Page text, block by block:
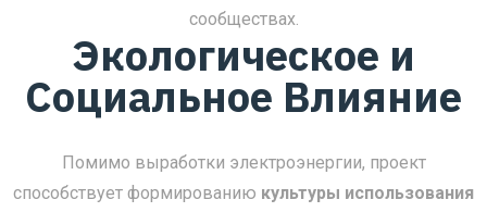
сообществах.
Экологическое и
Социальное Влияние
Помимо выработки электроэнергии, проект
способствует формированию культуры использования